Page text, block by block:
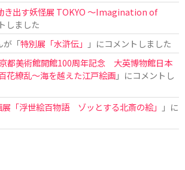
き出す妖怪展 TOKYO 〜Imagination of
しました
が「特別展「水滸伝」
」にコメントしました
都美術館開館100周年記念 大英博物館日本
繚乱～海を越えた江戸絵画」にコメントし
展「浮世絵百物語 ゾッとする北斎の絵」
」に